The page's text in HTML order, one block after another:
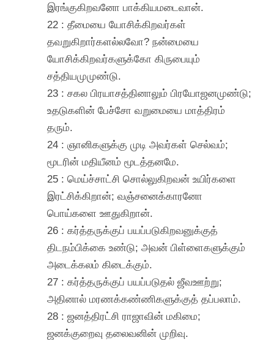
இரங்குகிறவனோ பாக்கியமடைவான்.
22 : தீமையை யோசிக்கிறவர்கள்
தவறுகிறார்களல்லவோ? நன்மையை
யோசிக்கிறவர்களுக்கோ கிருபையும்
சத்தியமுமுண்டு.
23 : சகல பிரயாசத்தினாலும் பிரயோஜனமுண்டு;
உதடுகளின் பேச்சோ வறுமையை மாத்திரம்
தரும்.
24 : ஞானிகளுக்கு முடி அவர்கள் செல்வம்;
மூடரின் மதியீனம் மூடத்தனமே.
25 : மெய்ச்சாட்சி சொல்லுகிறவன் உயிர்களை
இரட்சிக்கிறான்; வஞ்சனைக்காரனோ
பொய்களை ஊதுகிறான்.
26 : கர்த்தருக்குப் பயப்படுகிறவனுக்குத்
திடநம்பிக்கை உண்டு; அவன் பிள்ளைகளுக்கும்
அடைக்கலம் கிடைக்கும்.
27 : கர்த்தருக்குப் பயப்படுதல் ஜீவஊற்று;
அதினால் மரணக்கண்ணிகளுக்குத் தப்பலாம்.
28 : ஜனத்திரட்சி ராஜாவின் மகிமை;
ஜனக்குறைவு தலைவனின் முறிவு.